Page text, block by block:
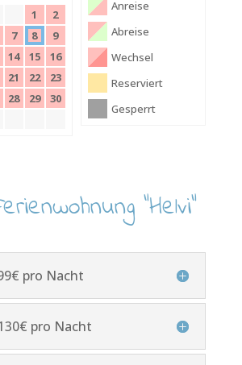
Anreise
Abreise
Wechsel
Reserviert
Gesperrt
1
2
7 8
9
14 15
16
21 22
23
28 29
30
"Helvi"
pro Nacht
pro Nacht